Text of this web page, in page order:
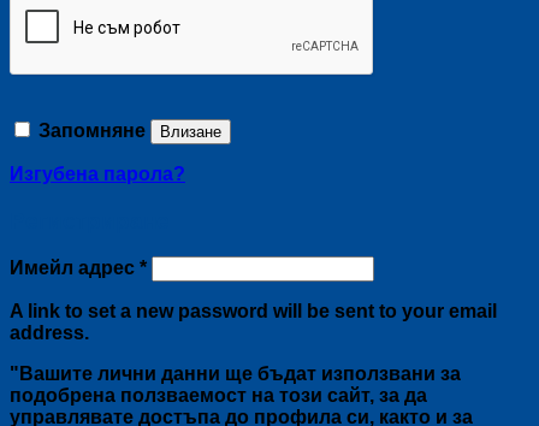
Запомняне Влизане
Изгубена парола?
Имейл адрес *Задължително
A link to set a new password will be sent to your email
address.
"Вашите лични данни ще бъдат използвани за
подобрена ползваемост на този сайт, за да
управлявате достъпа до профила си, както и за